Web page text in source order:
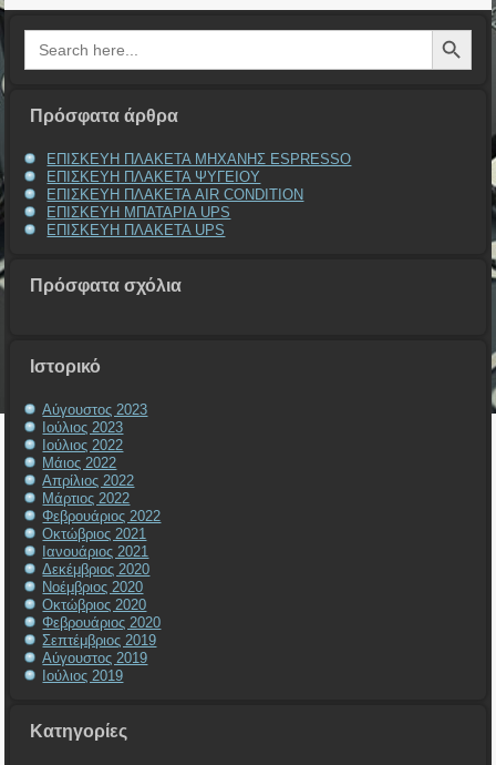
Search
for:
Search Button
Πρόσφατα άρθρα
ΕΠΙΣΚΕΥΗ ΠΛΑΚΕΤΑ ΜΗΧΑΝΗΣ ESPRESSO
ΕΠΙΣΚΕΥΗ ΠΛΑΚΕΤΑ ΨΥΓΕΙΟΥ
ΕΠΙΣΚΕΥΗ ΠΛΑΚΕΤΑ AIR CONDITION
ΕΠΙΣΚΕΥΗ ΜΠΑΤΑΡΙΑ UPS
ΕΠΙΣΚΕΥΗ ΠΛΑΚΕΤΑ UPS
Πρόσφατα σχόλια
Ιστορικό
Αύγουστος 2023
Ιούλιος 2023
Ιούλιος 2022
Μάιος 2022
Απρίλιος 2022
Μάρτιος 2022
Φεβρουάριος 2022
Οκτώβριος 2021
Ιανουάριος 2021
Δεκέμβριος 2020
Νοέμβριος 2020
Οκτώβριος 2020
Φεβρουάριος 2020
Σεπτέμβριος 2019
Αύγουστος 2019
Ιούλιος 2019
Kατηγορίες